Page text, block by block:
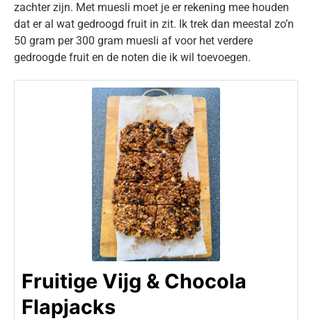
zachter zijn. Met muesli moet je er rekening mee houden
dat er al wat gedroogd fruit in zit. Ik trek dan meestal zo’n
50 gram per 300 gram muesli af voor het verdere
gedroogde fruit en de noten die ik wil toevoegen.
Fruitige Vijg & Chocola
Flapjacks